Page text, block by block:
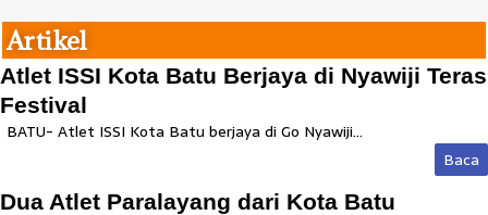
Artikel
Atlet ISSI Kota Batu Berjaya di Nyawiji Teras
Festival
BATU- Atlet ISSI Kota Batu berjaya di Go Nyawiji...
Baca
Dua Atlet Paralayang dari Kota Batu